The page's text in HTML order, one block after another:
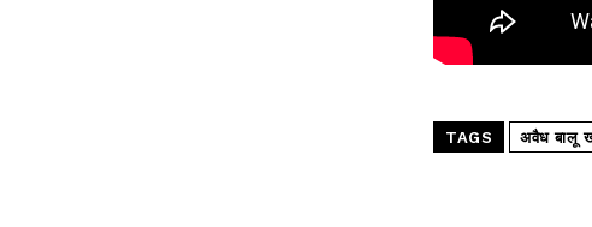
TAGS अवैध बालू